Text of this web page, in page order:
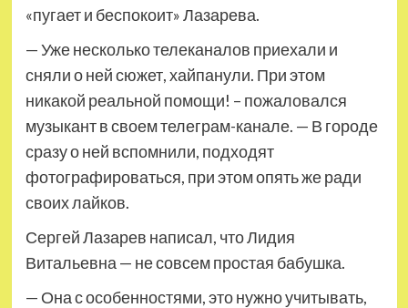
«пугает и беспокоит» Лазарева.
— Уже несколько телеканалов приехали и
сняли о ней сюжет, хайпанули. При этом
никакой реальной помощи! – пожаловался
музыкант в своем телеграм-канале. — В городе
сразу о ней вспомнили, подходят
фотографироваться, при этом опять же ради
своих лайков.
Сергей Лазарев написал, что Лидия
Витальевна — не совсем простая бабушка.
— Она с особенностями, это нужно учитывать,